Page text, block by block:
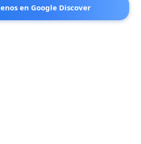
en Google Discover